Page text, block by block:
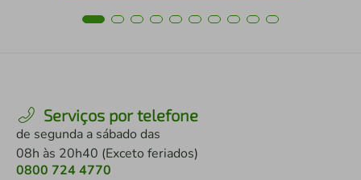
Serviços por telefone
de segunda a sábado das
08h às 20h40 (Exceto feriados)
0800 724 4770